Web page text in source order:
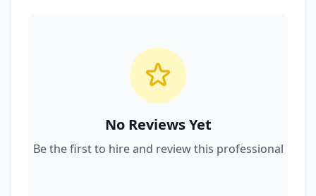
No Reviews Yet
Be the first to hire and review this professional